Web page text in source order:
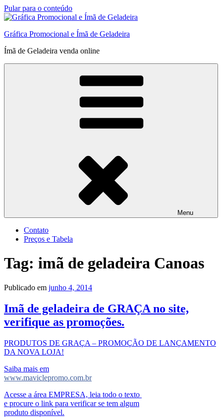
Pular para o conteúdo
Gráfica Promocional e Ímã de Geladeira
Ímã de Geladeira venda online
Menu
Contato
Preços e Tabela
Tag: imã de geladeira Canoas
Publicado em junho 4, 2014
Imã de geladeira de GRAÇA no site,
verifique as promoções.
PRODUTOS DE GRAÇA – PROMOÇÃO DE LANÇAMENTO
DA NOVA LOJA!
Saiba mais em
www.maviclepromo.com.br
Acesse a área EMPRESA, leia todo o texto
e procure o link para verificar se tem algum
produto disponível.